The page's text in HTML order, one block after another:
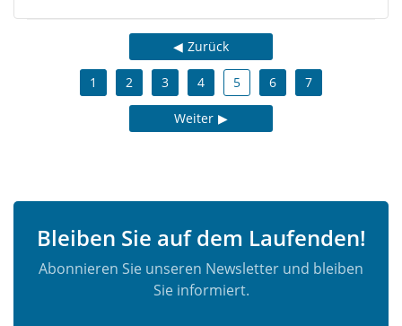
Zurück
1 2 3 4 5 6 7
Weiter
Bleiben Sie auf dem Laufenden!
Abonnieren Sie unseren Newsletter und bleiben
Sie informiert.